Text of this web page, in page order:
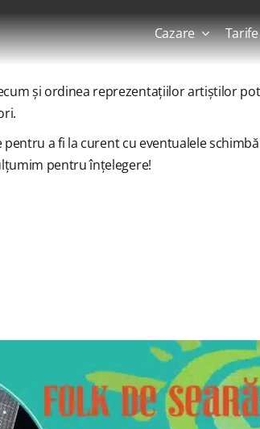
Cazare Tarife
și ordinea reprezentațiilor artiștilor
a fi la curent cu eventualele
pentru înțelegere!